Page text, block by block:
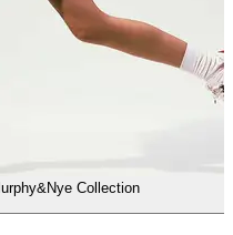
Collection